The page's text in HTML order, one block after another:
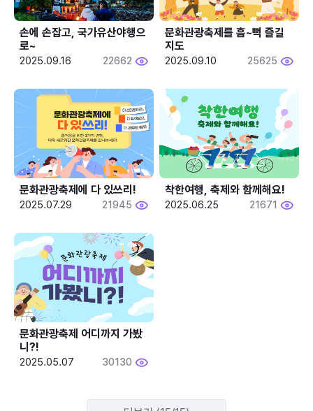
손에 손잡고, 국가유산야행으
로~
2025.09.16 22662
문화관광축제를 흠~뻑 즐길
지도
2025.09.10 25625
문화관광축제에 다 있쓰리!
2025.07.29 21945
착한여행, 축제와 함께해요!
2025.06.25 21671
문화관광축제 어디까지 가봤
니?!
2025.05.07 30130